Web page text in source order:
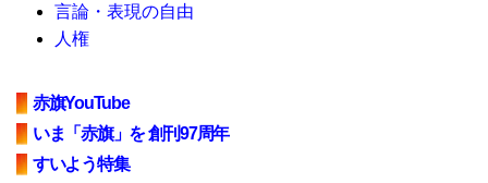
言論・表現の自由
人権
赤旗YouTube
いま「赤旗」を 創刊97周年
すいよう特集